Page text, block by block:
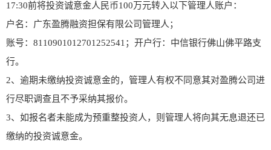
17:30前将投资诚意金人民币100万元转入以下管理人账户：
户名：广东盈腾融资担保有限公司管理人；
账号：8110901012701252541；开户行：中信银行佛山佛平路支
行。
2、逾期未缴纳投资诚意金的，管理人有权不同意其对盈腾公司进
行尽职调查且不予采纳其报价。
3、如报名者未能成为预重整投资人，则管理人将向其无息退还已
缴纳的投资诚意金。